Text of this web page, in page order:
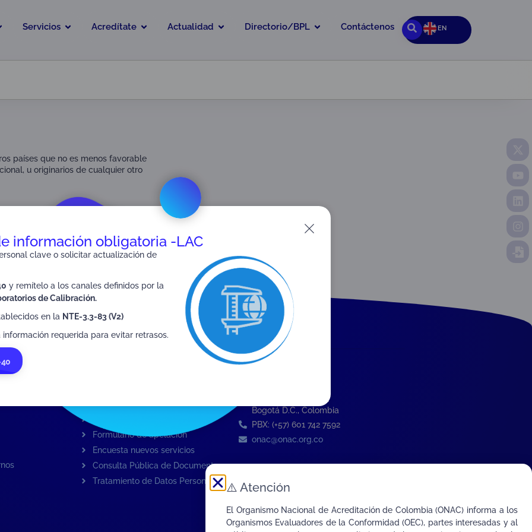
Servicios Acredítate Actualidad Directorio/BPL Contáctenos EN
países que no es menos favorable
u originarios de cualquier otro
Formulario de apelación
Encuesta nuevos servicios
Consulta Pública de Documentos
Tratamiento de Datos Personales
Dirección
Torre 8, Oficina 1001
Bogotá D.C., Colombia
PBX: (+57) 601 742 7592
onac@onac.org.co
información obligatoria -LAC
clave o solicitar actualización de
y remítelo a los canales definidos por la
de Calibración.
en la NTE-3.3-83 (V2)
requerida para evitar retrasos.
⚠️ Atención
El Organismo Nacional de Acreditación de Colombia (ONAC) informa a los
Organismos Evaluadores de la Conformidad (OEC), partes interesadas y al